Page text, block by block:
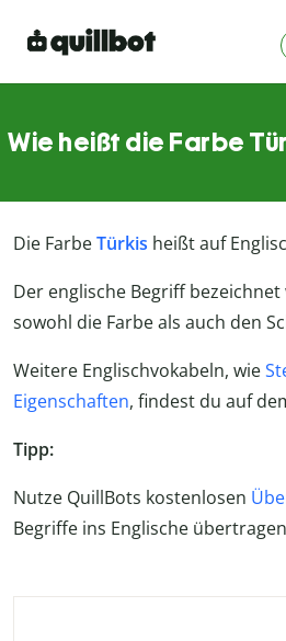
Wie heißt die Farbe
Die FarbeTürkis heißt auf
Der englische Begriff
sowohl die Farbe als auch den
Weitere Englischvokabeln, wie
Eigenschaften, findest du auf
Tipp:
Nutze QuillBots kostenlosen
Begriffe ins Englische